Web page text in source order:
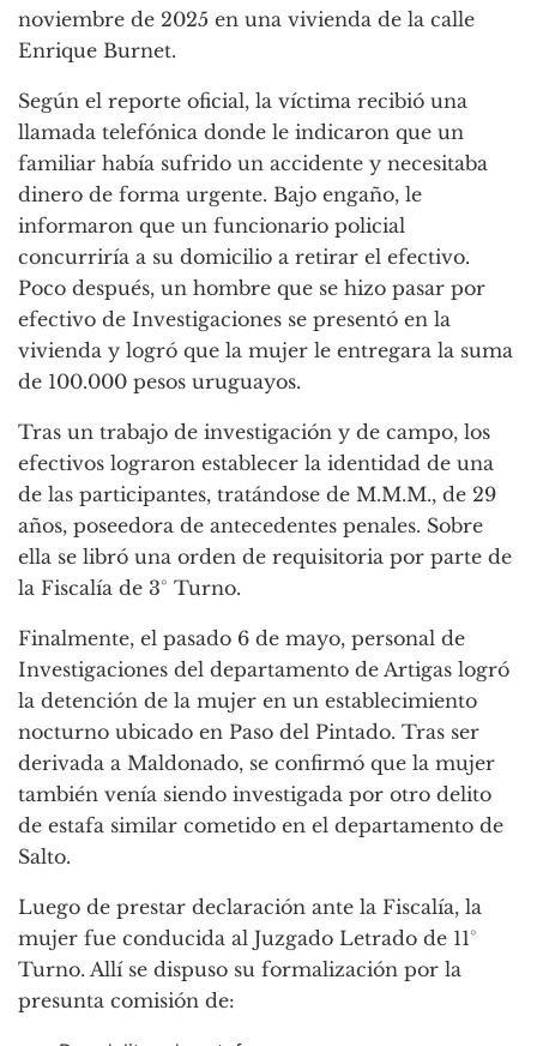
noviembre de 2025 en una vivienda de la calle
Enrique Burnet.
Según el reporte oficial, la víctima recibió una
llamada telefónica donde le indicaron que un
familiar había sufrido un accidente y necesitaba
dinero de forma urgente. Bajo engaño, le
informaron que un funcionario policial
concurriría a su domicilio a retirar el efectivo.
Poco después, un hombre que se hizo pasar por
efectivo de Investigaciones se presentó en la
vivienda y logró que la mujer le entregara la suma
de 100.000 pesos uruguayos.
Tras un trabajo de investigación y de campo, los
efectivos lograron establecer la identidad de una
de las participantes, tratándose de M.M.M., de 29
años, poseedora de antecedentes penales. Sobre
ella se libró una orden de requisitoria por parte de
la Fiscalía de 3° Turno.
Finalmente, el pasado 6 de mayo, personal de
Investigaciones del departamento de Artigas logró
la detención de la mujer en un establecimiento
nocturno ubicado en Paso del Pintado. Tras ser
derivada a Maldonado, se confirmó que la mujer
también venía siendo investigada por otro delito
de estafa similar cometido en el departamento de
Salto.
Luego de prestar declaración ante la Fiscalía, la
mujer fue conducida al Juzgado Letrado de 11°
Turno. Allí se dispuso su formalización por la
presunta comisión de: